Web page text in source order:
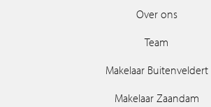
Over ons
Team
Makelaar Buitenveldert
Makelaar Zaandam